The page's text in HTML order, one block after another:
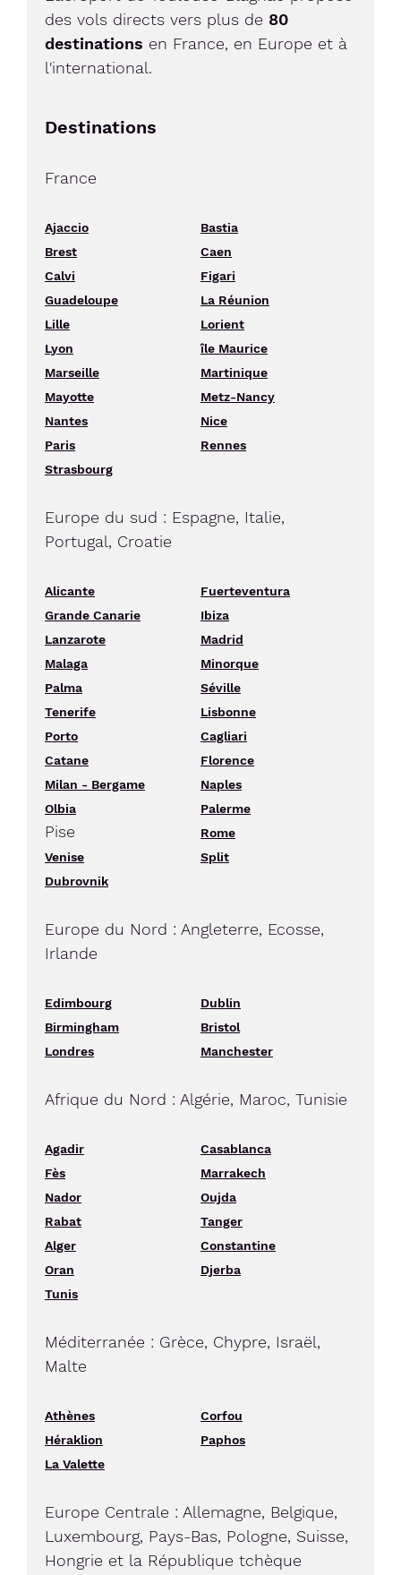
des vols directs vers plus de 80
destinations en France, en Europe et à
l'international.
Destinations
France
Ajaccio
Bastia
Brest
Caen
Calvi
Figari
Guadeloupe
La Réunion
Lille
Lorient
Lyon
île Maurice
Marseille
Martinique
Mayotte
Metz-Nancy
Nantes
Nice
Paris
Rennes
Strasbourg
Europe du sud : Espagne, Italie,
Portugal, Croatie
Alicante
Fuerteventura
Grande Canarie
Ibiza
Lanzarote
Madrid
Malaga
Minorque
Palma
Séville
Tenerife
Lisbonne
Porto
Cagliari
Catane
Florence
Milan - Bergame
Naples
Olbia
Palerme
Pise
Rome
Venise
Split
Dubrovnik
Europe du Nord : Angleterre, Ecosse,
Irlande
Edimbourg
Dublin
Birmingham
Bristol
Londres
Manchester
Afrique du Nord : Algérie, Maroc, Tunisie
Agadir
Casablanca
Fès
Marrakech
Nador
Oujda
Rabat
Tanger
Alger
Constantine
Oran
Djerba
Tunis
Méditerranée : Grèce, Chypre, Israël,
Malte
Athènes
Corfou
Héraklion
Paphos
La Valette
Europe Centrale : Allemagne, Belgique,
Luxembourg, Pays-Bas, Pologne, Suisse,
Hongrie et la République tchèque